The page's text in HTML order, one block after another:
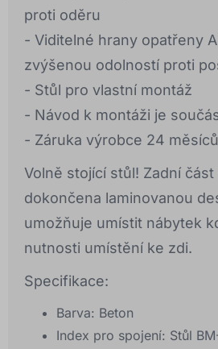
proti oděru
- Viditelné hrany opatřeny
zvýšenou odolností proti
- Stůl pro vlastní montáž
- Návod k montáži je
- Záruka výrobce 24 měsíců
Volně stojící stůl! Zadní část
dokončena laminovanou
umožňuje umístit nábytek
nutnosti umístění ke zdi.
Specifikace:
Barva: Beton
Index pro spojení: Stůl